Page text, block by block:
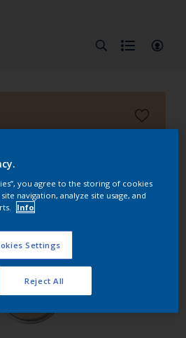
you agree to the storing of cookies
navigation, analyze site usage, and
Info
Settings
Reject All